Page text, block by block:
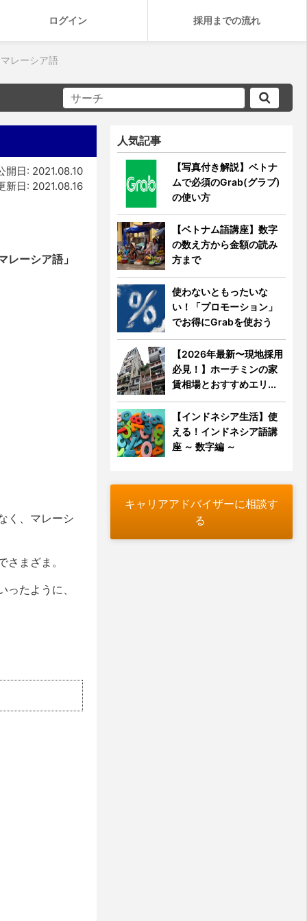
ログイン 採用までの流れ
レーシア語
開日: 2021.08.10
新日: 2021.08.16
ーシア語」
く、マレーシ
まざま。
たように、
人気記事
【写真付き解説】ベトナ
ムで必須のGrab(グラブ)
の使い方
【ベトナム語講座】数字
の数え方から金額の読み
方まで
使わないともったいな
い！「プロモーション」
でお得にGrabを使おう
【2026年最新〜現地採用
必見！】ホーチミンの家
賃相場とおすすめエリ...
【インドネシア生活】使
える！インドネシア語講
座 ～ 数字編 ～
キャリアアドバイザーに相談す
る